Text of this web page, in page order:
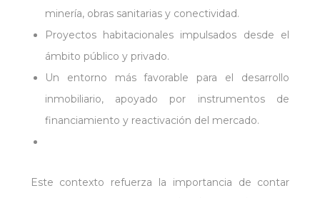
minería, obras sanitarias y conectividad.
Proyectos habitacionales impulsados desde el
ámbito público y privado.
Un entorno más favorable para el desarrollo
inmobiliario, apoyado por instrumentos de
financiamiento y reactivación del mercado.
Este contexto refuerza la importancia de contar